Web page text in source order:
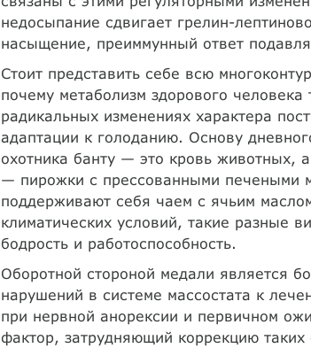
недосыпание сдвигает грелин-
насыщение, преиммунный ответ
Стоит представить себе всю
почему метаболизм здорового
радикальных изменениях характера
адаптации к голоданию. Основу
охотника банту — это кровь животных,
— пирожки с прессованными печеными
поддерживают себя чаем с ячьим
климатических условий, такие разные
бодрость и работоспособность.
Оборотной стороной медали является
нарушений в системе массостата к
при нервной анорексии и первичном
фактор, затрудняющий коррекцию